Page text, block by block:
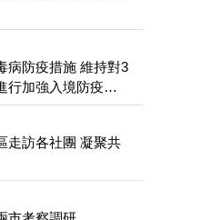
病防疫措施 維持對3
行加強入境防疫措
走訪各社團 凝聚共